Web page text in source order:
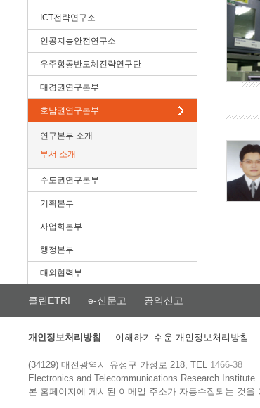
ICT전략연구소
인공지능안전연구소
우주항공반도체전략연구단
대경권연구본부
호남권연구본부
연구본부 소개
부서 소개
수도권연구본부
기획본부
사업화본부
행정본부
대외협력부
클린ETRI e-신문고 공익신고
개인정보처리방침 이해하기 쉬운 개인정보처리방침
(34129) 대전광역시 유성구 가정로 218, TEL 1466-38
Electronics and Telecommunications Research Institute.
본 홈페이지에 게시된 이메일 주소가 자동수집되는 것